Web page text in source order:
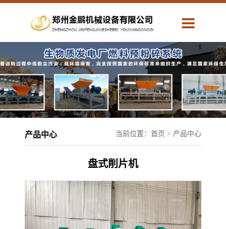
网站首页
产品中心
应用方案
解决方案
人力资源
服务中心 当前位置： 首页 > 产品中心
产品中心
盘式削片机